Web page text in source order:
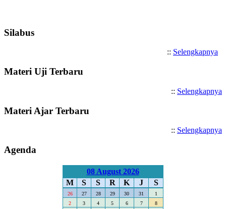
Silabus
:: Selengkapnya
Materi Uji Terbaru
:: Selengkapnya
Materi Ajar Terbaru
:: Selengkapnya
Agenda
08 August 2026
M
S S R K J S
26 27 28 29 30 31
1
2
3 4 5 6 7
8